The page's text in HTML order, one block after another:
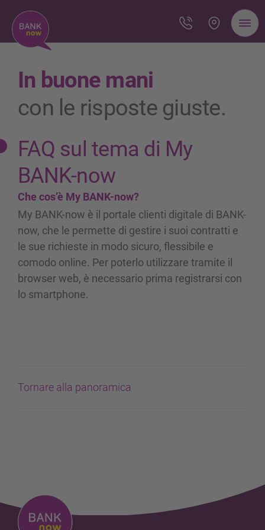
In buone mani
con le risposte giuste.
FAQ sul tema di My
BANK-now
Che cos’è My BANK-now?
My BANK-now è il portale clienti digitale di BANK-
now, che le permette di gestire i suoi contratti e
le sue richieste in modo sicuro, flessibile e
comodo online. Per poterlo utilizzare tramite il
browser web, è necessario prima registrarsi con
lo smartphone.
Tornare alla panoramica